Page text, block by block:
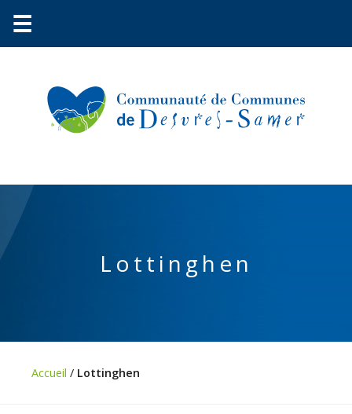
Environnement
Urbanisme
Vie
☰
Lottinghen
Accueil / Lottinghen